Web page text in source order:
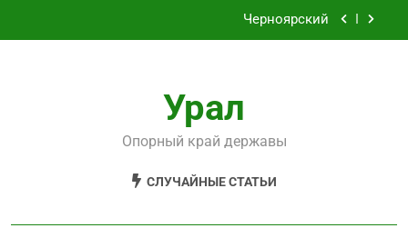
Черноярский
Староуткинск
Черноярский
Урал
Опорный край державы
СЛУЧАЙНЫЕ СТАТЬИ